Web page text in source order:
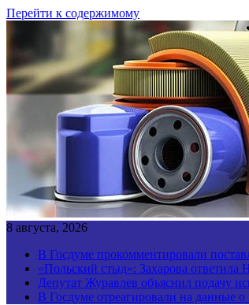
Перейти к содержимому
8 августа, 2026
В Госдуме прокомментировали
«Польский стыд»: Захарова ответила
Депутат Журавлев объяснил подачу
В Госдуме отреагировали на данные